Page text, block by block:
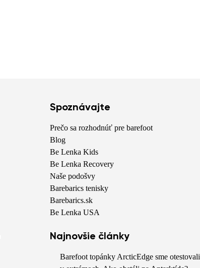
Spoznávajte
Prečo sa rozhodnúť pre barefoot
Blog
Be Lenka Kids
Be Lenka Recovery
Naše podošvy
Barebarics tenisky
Barebarics.sk
Be Lenka USA
Najnovšie články
Barefoot topánky ArcticEdge sme otestovali